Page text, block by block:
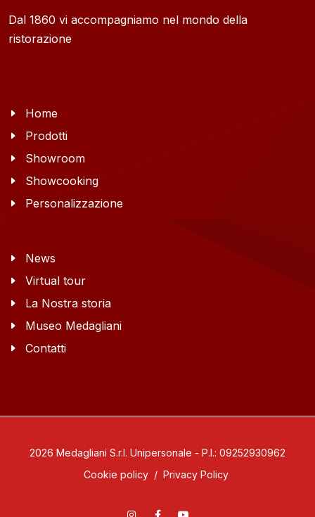
Dal 1860 vi accompagniamo nel mondo della
ristorazione
Home
Prodotti
Showroom
Showcooking
Personalizzazione
News
Virtual tour
La Nostra storia
Museo Medagliani
Contatti
2026 Medagliani S.r.l. Unipersonale - P.I.: 09252930962
Cookie policy / Privacy Policy